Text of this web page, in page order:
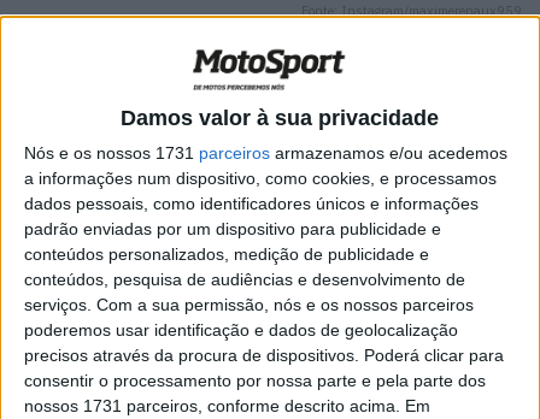
Damos valor à sua privacidade
Nós e os nossos 1731 parceiros armazenamos e/ou acedemos
a informações num dispositivo, como cookies, e processamos
dados pessoais, como identificadores únicos e informações
padrão enviadas por um dispositivo para publicidade e
conteúdos personalizados, medição de publicidade e
conteúdos, pesquisa de audiências e desenvolvimento de
serviços. Com a sua permissão, nós e os nossos parceiros
poderemos usar identificação e dados de geolocalização
precisos através da procura de dispositivos. Poderá clicar para
consentir o processamento por nossa parte e pela parte dos
nossos 1731 parceiros, conforme descrito acima. Em
Fonte: Instagram/maximerenaux959
🔊 Ouvir artigo
Para Maxime Renaux, da Monster Energy Yamaha Factory
MXGP, o dia de recuperação adicional é uma mais valia
enquanto continua a sua recuperação de uma lesão.
Renaux guarda boas memórias de Frauenfeld, tendo
garantido uma vitória na classe MXGP em 2023. Com um
dia extra para recuperar antes do dia da corrida, Renaux
pretende estar na luta por vitórias e um lugar no pódio.